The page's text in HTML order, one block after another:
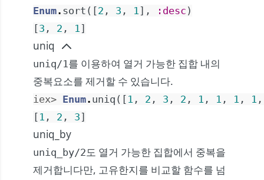
Enum. sort ( [2 , 3 , 1] , :desc )
[3 , 2 , 1]
uniq
uniq/1를 이용하여 열거 가능한 집합 내의
중복요소를 제거할 수 있습니다.
iex> Enum. uniq ( [ 1 , 2 , 3 , 2 , 1 , 1 , 1 , 1 ,
[ 1 , 2 , 3]
uniq_by
uniq_by/2도 열거 가능한 집합에서 중복을
제거합니다만, 고유한지를 비교할 함수를 넘